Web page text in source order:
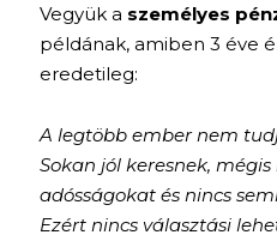
Vegyük a személyes
példának, amiben 3 éve
eredetileg:
A legtöbb ember nem
Sokan jól keresnek,
adósságokat és nincs
Ezért nincs választási